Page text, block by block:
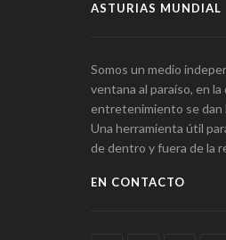
ASTURIAS MUNDIAL
Somos un medio
ventana al paraíso, en
entretenimiento se dan
Una herramienta útil
de dentro y fuera de la
EN CONTACTO